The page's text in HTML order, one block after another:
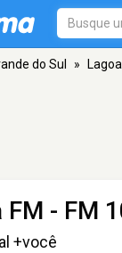
do Sul »
FM - FM
+você